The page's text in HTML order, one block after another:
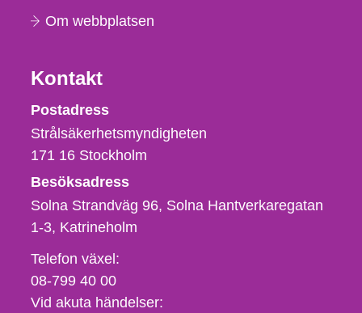
Om webbplatsen
Kontakt
Strålsäkerhetsmyndigheten
Postadress
Strålsäkerhetsmyndigheten
171 16 Stockholm
Besöksadress
Solna Strandväg 96, Solna Hantverkaregatan
1-3 Katrineholm
Telefon,
fax
och
Telefon växel:
08-799 40 00
Vid akuta händelser: